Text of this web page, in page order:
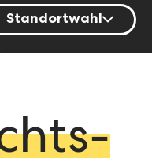
Standortwahl
Berlin
München